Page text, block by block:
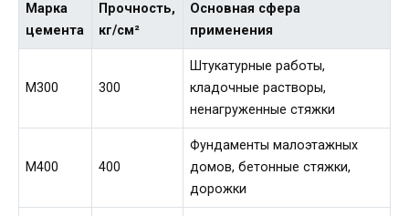
Марка
цемента
Прочность,
кг/см²
Основная сфера
применения
М300 300
Штукатурные работы,
кладочные растворы,
ненагруженные стяжки
М400 400
Фундаменты малоэтажных
домов, бетонные стяжки,
дорожки